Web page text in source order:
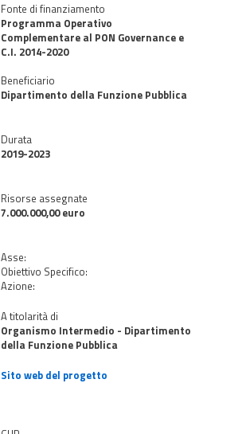
Fonte di finanziamento
Programma Operativo
Complementare al PON Governance e
C.I. 2014-2020
Beneficiario
Dipartimento della Funzione Pubblica
Durata
2019-2023
Risorse assegnate
7.000.000,00 euro
Asse:
Obiettivo Specifico:
Azione:
A titolarità di
Organismo Intermedio - Dipartimento
della Funzione Pubblica
Sito web del progetto